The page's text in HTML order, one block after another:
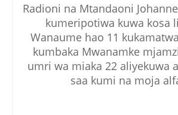
Radioni na Mtandaoni
kumeripotiwa kuwa kosa
Wanaume hao 11
kumbaka Mwanamke
umri wa miaka 22 aliyekuwa
saa kumi na moja